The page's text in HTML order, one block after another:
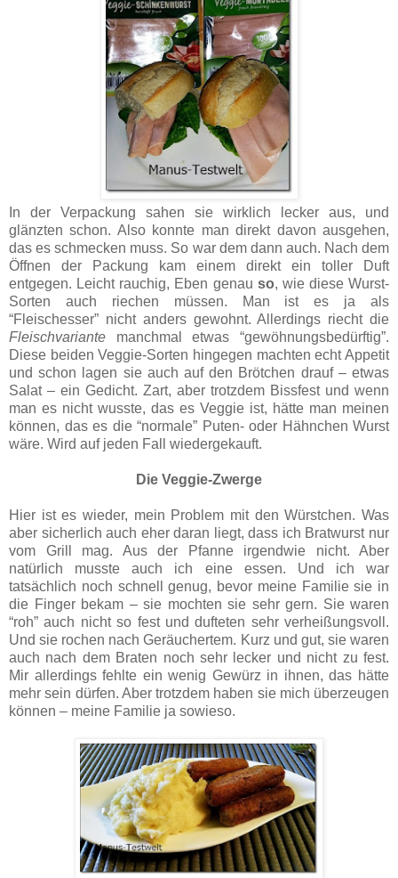
In der Verpackung sahen sie wirklich lecker aus, und
glänzten schon. Also konnte man direkt davon ausgehen,
das es schmecken muss. So war dem dann auch. Nach dem
Öffnen der Packung kam einem direkt ein toller Duft
entgegen. Leicht rauchig, Eben genau so, wie diese Wurst-
Sorten auch riechen müssen. Man ist es ja als
“Fleischesser” nicht anders gewohnt. Allerdings riecht die
Fleischvariante manchmal etwas “gewöhnungsbedürftig”.
Diese beiden Veggie-Sorten hingegen machten echt Appetit
und schon lagen sie auch auf den Brötchen drauf – etwas
Salat – ein Gedicht. Zart, aber trotzdem Bissfest und wenn
man es nicht wusste, das es Veggie ist, hätte man meinen
können, das es die “normale” Puten- oder Hähnchen Wurst
wäre. Wird auf jeden Fall wiedergekauft.
Die Veggie-Zwerge
Hier ist es wieder, mein Problem mit den Würstchen. Was
aber sicherlich auch eher daran liegt, dass ich Bratwurst nur
vom Grill mag. Aus der Pfanne irgendwie nicht. Aber
natürlich musste auch ich eine essen. Und ich war
tatsächlich noch schnell genug, bevor meine Familie sie in
die Finger bekam – sie mochten sie sehr gern. Sie waren
“roh” auch nicht so fest und dufteten sehr verheißungsvoll.
Und sie rochen nach Geräuchertem. Kurz und gut, sie waren
auch nach dem Braten noch sehr lecker und nicht zu fest.
Mir allerdings fehlte ein wenig Gewürz in ihnen, das hätte
mehr sein dürfen. Aber trotzdem haben sie mich überzeugen
können – meine Familie ja sowieso.